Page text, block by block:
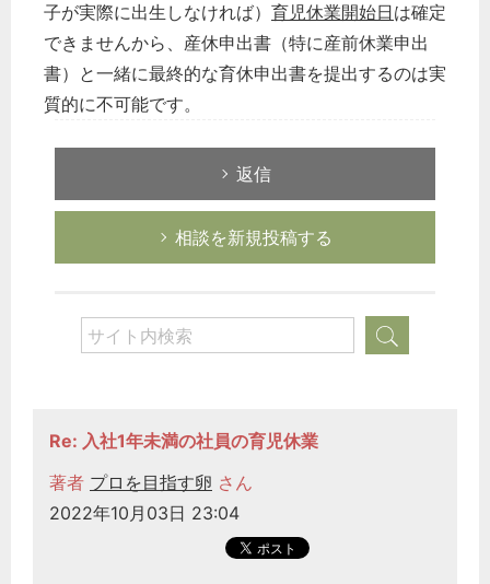
子が実際に出生しなければ） 育児休業開始日は確定
できませんから、産休申出書（特に産前休業申出
書）と一緒に最終的な育休申出書を提出するのは実
質的に不可能です。
返信
相談を新規投稿する
Re: 入社1年未満の社員の育児休業
著者 プロを目指す卵 さん
2022年10月03日 23:04